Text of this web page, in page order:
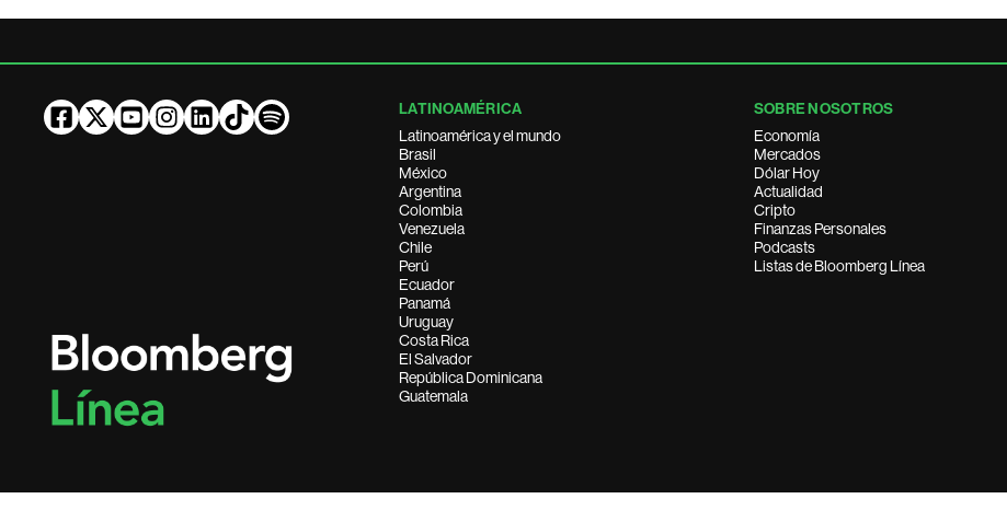
LATINOAMÉRICA
Latinoamérica y el mundo
Brasil
México
Argentina
Colombia
Venezuela
Chile
Perú
Ecuador
Panamá
Uruguay
Costa Rica
El Salvador
República Dominicana
Guatemala
SOBRE NOSOTROS
Economía
Mercados
Dólar Hoy
Actualidad
Cripto
Finanzas Personales
Podcasts
Listas de Bloomberg Línea